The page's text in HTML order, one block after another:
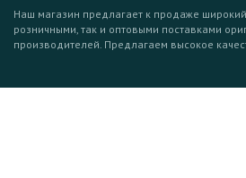
Наш магазин предлагает к продаже
розничными, так и оптовыми поставками
производителей. Предлагаем высокое